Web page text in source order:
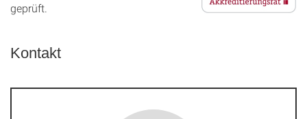
geprüft.
Kontakt